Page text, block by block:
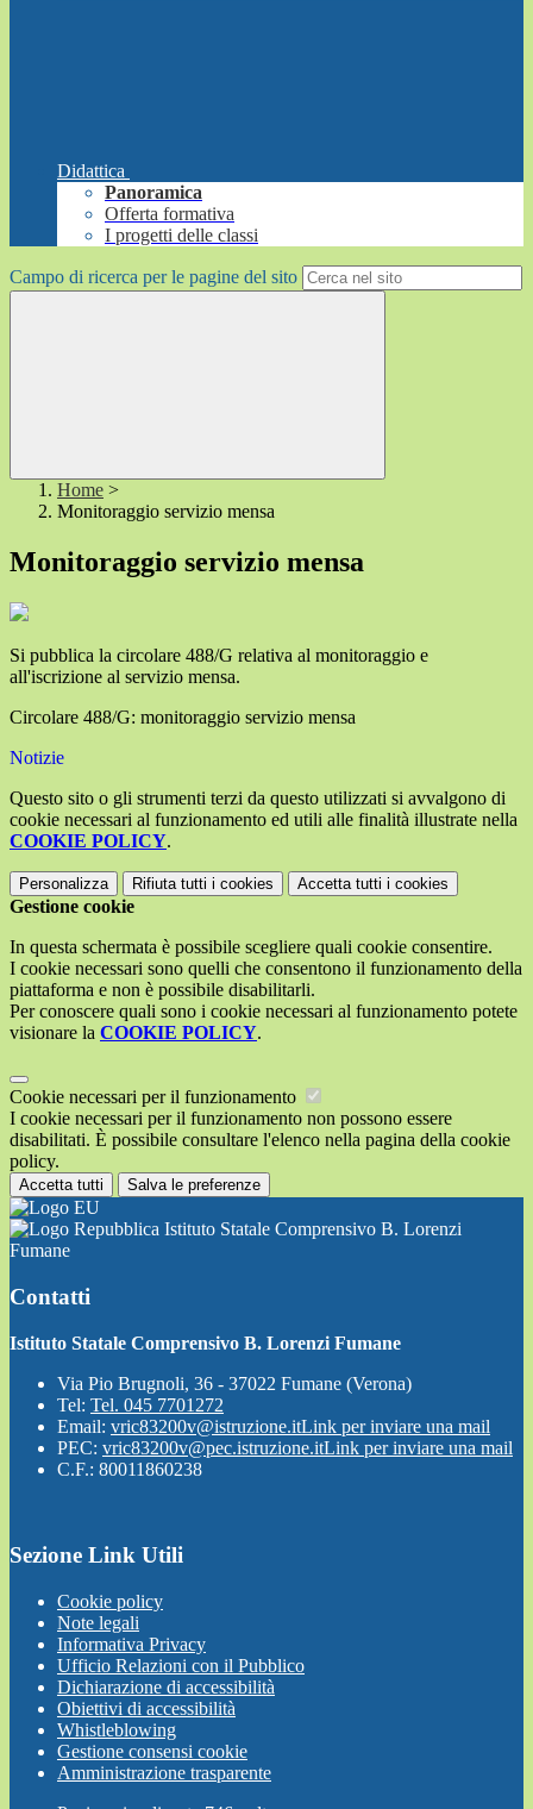
Didattica
Panoramica
Offerta formativa
I progetti delle classi
Campo di ricerca per le pagine del sito
Home >
Monitoraggio servizio mensa
Monitoraggio servizio mensa
Si pubblica la circolare 488/G relativa al monitoraggio e
all'iscrizione al servizio mensa.
Circolare 488/G: monitoraggio servizio mensa
Notizie
Questo sito o gli strumenti terzi da questo utilizzati si avvalgono di
cookie necessari al funzionamento ed utili alle finalità illustrate nella
COOKIE POLICY.
Personalizza Rifiuta tutti i cookies Accetta tutti i cookies
Gestione cookie
In questa schermata è possibile scegliere quali cookie consentire.
I cookie necessari sono quelli che consentono il funzionamento della
piattaforma e non è possibile disabilitarli.
Per conoscere quali sono i cookie necessari al funzionamento potete
visionare la COOKIE POLICY.
Cookie necessari per il funzionamento
I cookie necessari per il funzionamento non possono essere
disabilitati. È possibile consultare l'elenco nella pagina della cookie
policy.
Accetta tutti Salva le preferenze
Istituto Statale Comprensivo B. Lorenzi
Fumane
Contatti
Istituto Statale Comprensivo B. Lorenzi Fumane
Via Pio Brugnoli, 36 - 37022 Fumane (Verona)
Tel: Tel. 045 7701272
Email: vric83200v@istruzione.itLink per inviare una mail
PEC: vric83200v@pec.istruzione.itLink per inviare una mail
C.F.: 80011860238
Sezione Link Utili
Cookie policy
Note legali
Informativa Privacy
Ufficio Relazioni con il Pubblico
Dichiarazione di accessibilità
Obiettivi di accessibilità
Whistleblowing
Gestione consensi cookie
Amministrazione trasparente